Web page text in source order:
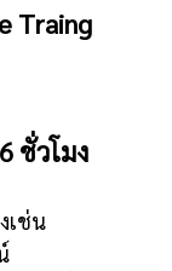
Traing
ชั่วโมง
เช่น